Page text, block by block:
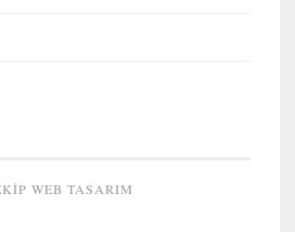
WEB TASARIM